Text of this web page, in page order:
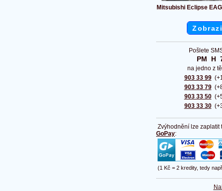
Mitsubishi Eclipse
Pošlete
PM  H
na jedno z
903 33 99
903 33 79
903 33 50
903 33 30
Zvýhodnění lze
GoPay:
(1 Kč = 2 kredity, tedy